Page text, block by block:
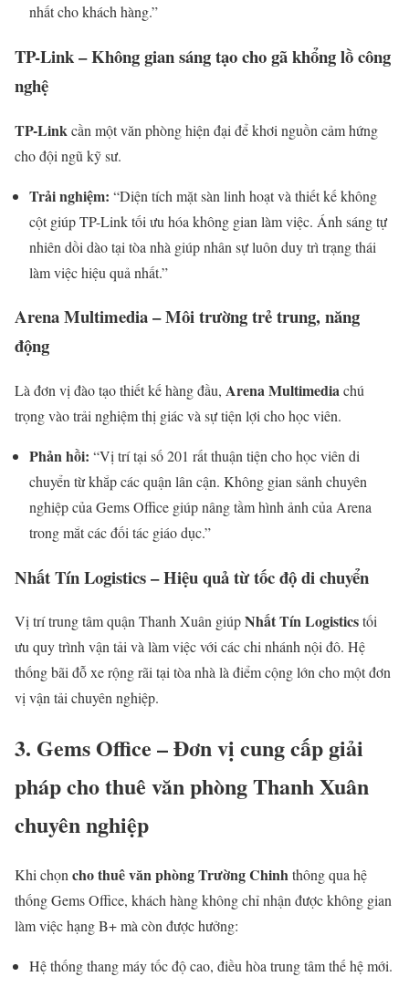
nhất cho khách hàng.”
TP-Link – Không gian sáng tạo cho gã khổng lồ công
nghệ
TP-Link cần một văn phòng hiện đại để khơi nguồn cảm hứng
cho đội ngũ kỹ sư.
Trải nghiệm: “Diện tích mặt sàn linh hoạt và thiết kế không
cột giúp TP-Link tối ưu hóa không gian làm việc. Ánh sáng tự
nhiên dồi dào tại tòa nhà giúp nhân sự luôn duy trì trạng thái
làm việc hiệu quả nhất.”
Arena Multimedia – Môi trường trẻ trung, năng
động
Là đơn vị đào tạo thiết kế hàng đầu, Arena Multimediachú
trọng vào trải nghiệm thị giác và sự tiện lợi cho học viên.
Phản hồi: “Vị trí tại số 201 rất thuận tiện cho học viên di
chuyển từ khắp các quận lân cận. Không gian sảnh chuyên
nghiệp của Gems Office giúp nâng tầm hình ảnh của Arena
trong mắt các đối tác giáo dục.”
Nhất Tín Logistics – Hiệu quả từ tốc độ di chuyển
Vị trí trung tâm quận Thanh Xuân giúpNhất Tín Logisticstối
ưu quy trình vận tải và làm việc với các chi nhánh nội đô. Hệ
thống bãi đỗ xe rộng rãi tại tòa nhà là điểm cộng lớn cho một đơn
vị vận tải chuyên nghiệp.
3. Gems Office – Đơn vị cung cấp giải
pháp cho thuê văn phòng Thanh Xuân
chuyên nghiệp
Khi chọn cho thuê văn phòng Trường Chinhthông qua hệ
thống Gems Office, khách hàng không chỉ nhận được không gian
làm việc hạng B+ mà còn được hưởng:
Hệ thống thang máy tốc độ cao, điều hòa trung tâm thế hệ mới.